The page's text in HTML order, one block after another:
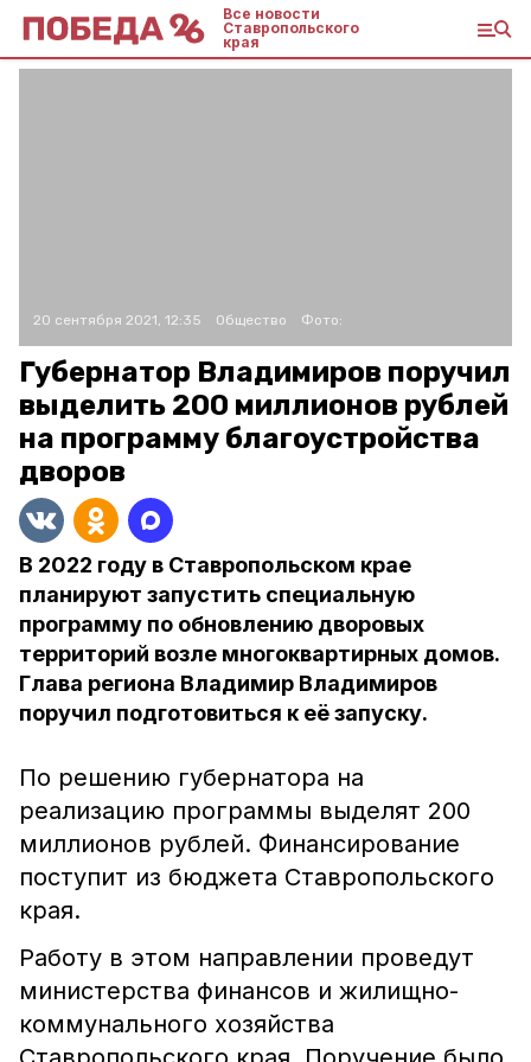
Все новости
Ставропольского
края
20 сентября 2021, 12:35 Общество Фото:
Губернатор Владимиров поручил
выделить 200 миллионов рублей
на программу благоустройства
дворов
В 2022 году в Ставропольском крае
планируют запустить специальную
программу по обновлению дворовых
территорий возле многоквартирных домов.
Глава региона Владимир Владимиров
поручил подготовиться к её запуску.
По решению губернатора на
реализацию программы выделят 200
миллионов рублей. Финансирование
поступит из бюджета Ставропольского
края.
Работу в этом направлении проведут
министерства финансов и жилищно-
коммунального хозяйства